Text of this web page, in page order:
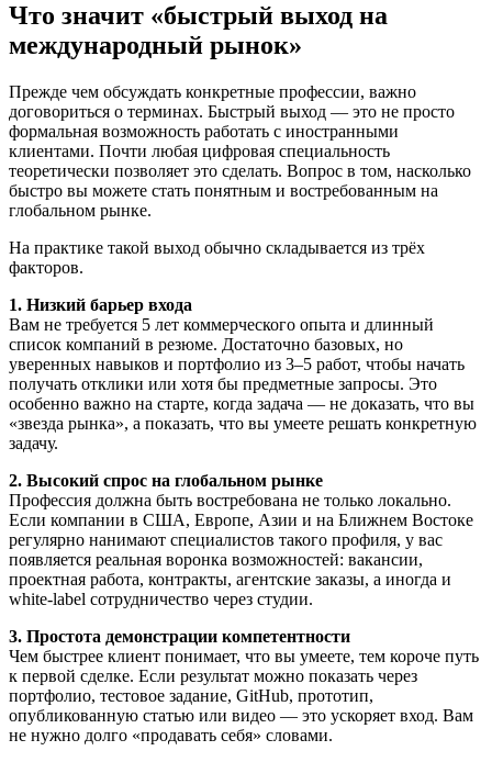
Что значит «быстрый выход на
международный рынок»
Прежде чем обсуждать конкретные профессии, важно
договориться о терминах. Быстрый выход — это не просто
формальная возможность работать с иностранными
клиентами. Почти любая цифровая специальность
теоретически позволяет это сделать. Вопрос в том, насколько
быстро вы можете стать понятным и востребованным на
глобальном рынке.
На практике такой выход обычно складывается из трёх
факторов.
1. Низкий барьер входа
Вам не требуется 5 лет коммерческого опыта и длинный
список компаний в резюме. Достаточно базовых, но
уверенных навыков и портфолио из 3–5 работ, чтобы начать
получать отклики или хотя бы предметные запросы. Это
особенно важно на старте, когда задача — не доказать, что вы
«звезда рынка», а показать, что вы умеете решать конкретную
задачу.
2. Высокий спрос на глобальном рынке
Профессия должна быть востребована не только локально.
Если компании в США, Европе, Азии и на Ближнем Востоке
регулярно нанимают специалистов такого профиля, у вас
появляется реальная воронка возможностей: вакансии,
проектная работа, контракты, агентские заказы, а иногда и
white-label сотрудничество через студии.
3. Простота демонстрации компетентности
Чем быстрее клиент понимает, что вы умеете, тем короче путь
к первой сделке. Если результат можно показать через
портфолио, тестовое задание, GitHub, прототип,
опубликованную статью или видео — это ускоряет вход. Вам
не нужно долго «продавать себя» словами.